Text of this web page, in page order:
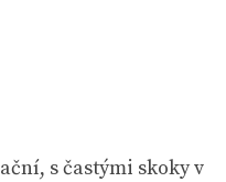
s častými skoky v